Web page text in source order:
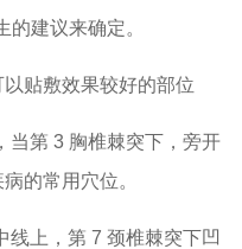
的建议来确定。
以贴敷效果较好的部位
当第 3 胸椎棘突下，旁开
的常用穴位。
线上，第 7 颈椎棘突下凹